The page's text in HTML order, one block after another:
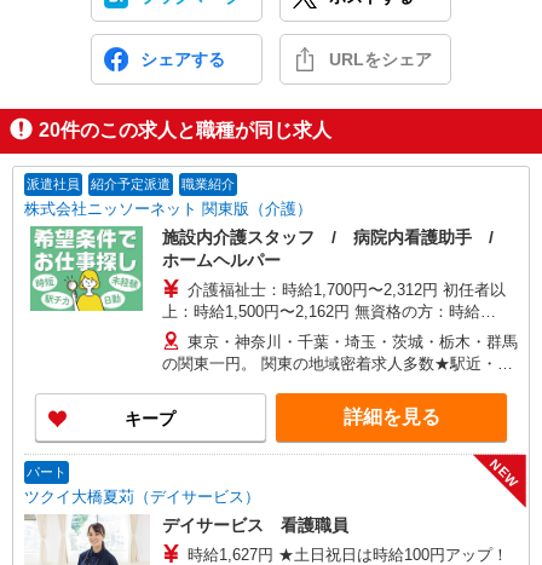
シェアする URLをシェア
20件のこの求人と職種が同じ求人
派遣社員 紹介予定派遣 職業紹介
株式会社ニッソーネット 関東版（介護）
施設内介護スタッフ / 病院内看護助手 /
ホームヘルパー
介護福祉士：時給1,700円〜2,312円 初任者以
上：時給1,500円〜2,162円 無資格の方：時給
1,350円〜1,925円 ※給与幅は勤務先による +交通
費、諸手当（勤務先による） +0円で介護資格が取
れる （別途規定） ★給与日払い制度あり！
東京・神奈川・千葉・埼玉・茨城・栃木・群馬
の関東一円。 関東の地域密着求人多数★駅近・家
キープ 詳細を見る
パート
ツクイ大橋夏苅（デイサービス）
NEW
デイサービス 看護職員
時給1,627円 ★土日祝日は時給100円アップ！